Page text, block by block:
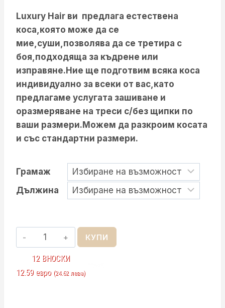
258.99 лв.
through
270.47 €
/
528.99 лв.
Luxury Hair ви предлага естествена
коса,която може да се
мие,суши,позволява да се третира с
боя,подходяща за къдрене или
изправяне.Ние ще подготвим всяка коса
индивидуално за всеки от вас,като
предлагаме услугата зашиване и
оразмеряване на треси с/без щипки по
ваши размери.Можем да разкроим косата
и със стандартни размери.
Грамаж
Дължина
количество
за
Естествена
Коса
КУПИ
12 ВНОСКИ
12.59 евро (24.62 лева)